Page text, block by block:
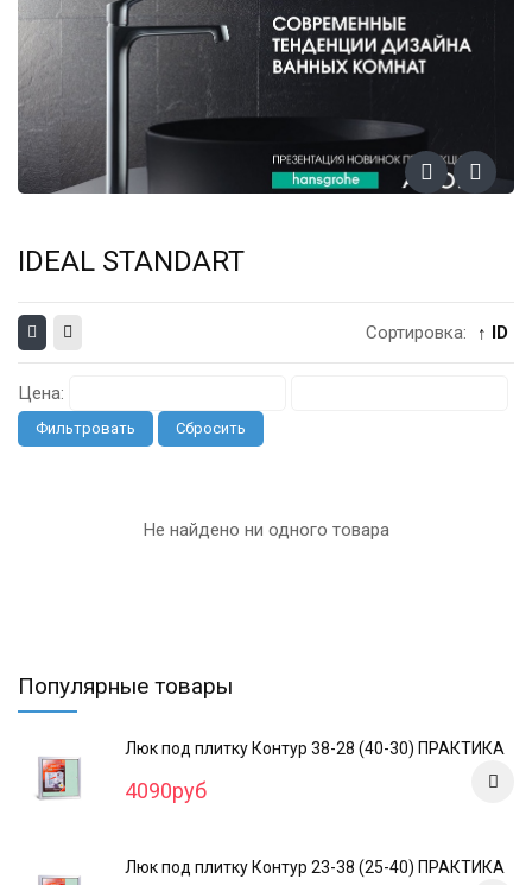
IDEAL STANDART
Сортировка: ↑ ID
Цена:
Фильтровать Сбросить
Не найдено ни одного товара
Популярные товары
Люк под плитку Контур 38-28 (40-30) ПРАКТИКА
4090руб
Люк под плитку Контур 23-38 (25-40) ПРАКТИКА